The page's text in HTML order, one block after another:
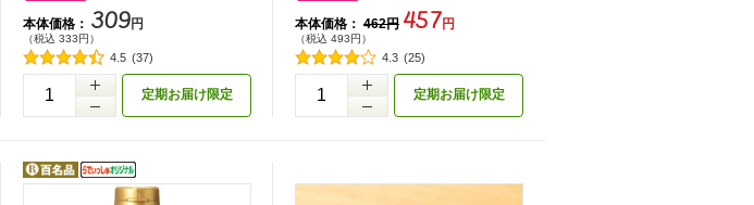
本体価格： 309円
（税込 333円）
4.5 (37)
定期お届け限定
本体価格： 462円 457円
（税込 493円）
4.3 (25)
定期お届け限定